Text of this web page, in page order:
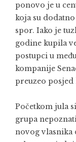
ponovo je u
koja su
spor. Iako je
godine kupila
postupci u
kompanije
preuzeo posjed
Početkom jula
grupa
novog vlasnika